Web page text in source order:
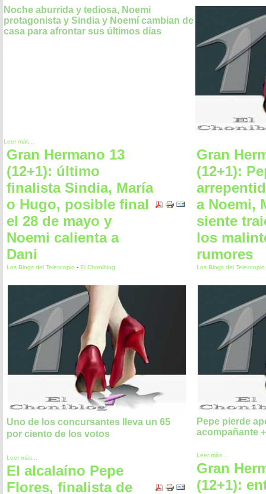
Noche aburrida y tediosa, Noemi
protagonista y Sindia y Noemí cambian de
casa para afrontar sus últimos días
Leer más...
Gran Hermano 13
(12+1): último
finalista Sindia, María
o Hugo, posible final
el 28 de mayo y
Noemi calienta a
Dani
Los Blogs del Telescopio - El Choniblog
Uno de los concursantes lleva un 65
por ciento de los votos
Leer más...
El alcalaíno Pepe
Flores, finalista de
Gran
(12+1):
a Noemi,
siente
los
rumores
Los Blogs del Telescopio
Pepe pierde
acompañante
Leer más...
Gran
(12+1):